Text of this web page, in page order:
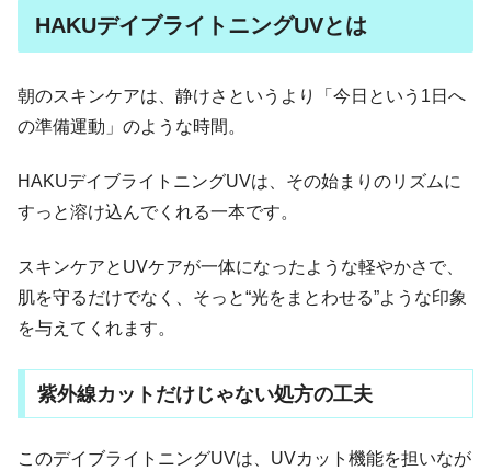
HAKUデイブライトニングUVとは
朝のスキンケアは、静けさというより「今日という1日へ
の準備運動」のような時間。
HAKUデイブライトニングUVは、その始まりのリズムに
すっと溶け込んでくれる一本です。
スキンケアとUVケアが一体になったような軽やかさで、
肌を守るだけでなく、そっと“光をまとわせる”ような印象
を与えてくれます。
紫外線カットだけじゃない処方の工夫
このデイブライトニングUVは、UVカット機能を担いなが